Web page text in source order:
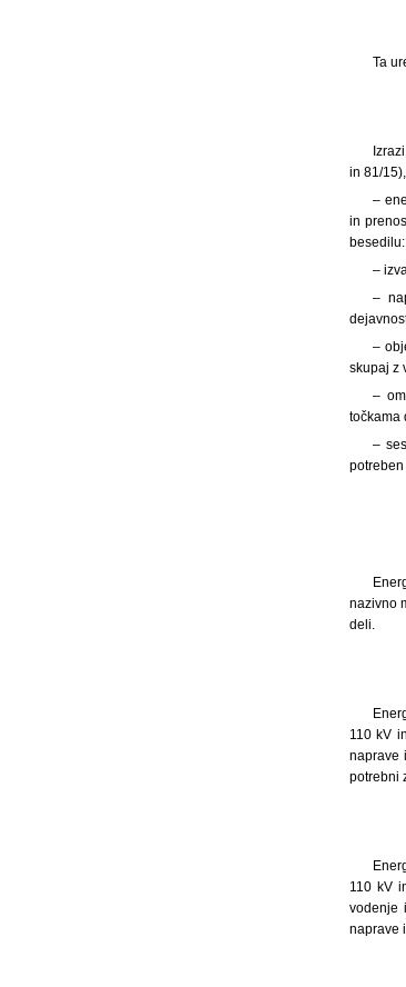
Ta
in 81/
–
in
–
–
–
skupaj z
–
točkama
–
nazivno
deli.
110 kV
naprave
potrebni
110 kV
vodenje
naprave